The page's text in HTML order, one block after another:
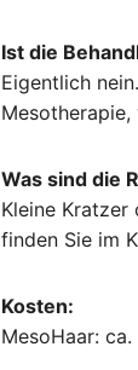
Ist die
Eigentlich
Was sind die
Kleine
finden Sie im
Kosten:
MesoHaar: